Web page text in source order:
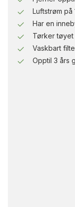
Luftstrøm på
Har en
Tørker
Vaskbart
Opptil 3 års